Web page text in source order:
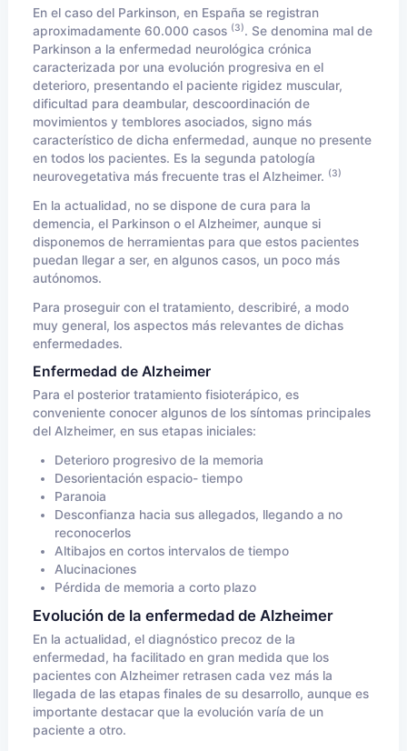
En el caso del Parkinson, en España se registran
aproximadamente 60.000 casos (3). Se denomina mal de
Parkinson a la enfermedad neurológica crónica
caracterizada por una evolución progresiva en el
deterioro, presentando el paciente rigidez muscular,
dificultad para deambular, descoordinación de
movimientos y temblores asociados, signo más
característico de dicha enfermedad, aunque no presente
en todos los pacientes. Es la segunda patología
neurovegetativa más frecuente tras el Alzheimer. (3)
En la actualidad, no se dispone de cura para la
demencia, el Parkinson o el Alzheimer, aunque si
disponemos de herramientas para que estos pacientes
puedan llegar a ser, en algunos casos, un poco más
autónomos.
Para proseguir con el tratamiento, describiré, a modo
muy general, los aspectos más relevantes de dichas
enfermedades.
Enfermedad de Alzheimer
Para el posterior tratamiento fisioterápico, es
conveniente conocer algunos de los síntomas principales
del Alzheimer, en sus etapas iniciales:
Deterioro progresivo de la memoria
Desorientación espacio- tiempo
Paranoia
Desconfianza hacia sus allegados, llegando a no
reconocerlos
Altibajos en cortos intervalos de tiempo
Alucinaciones
Pérdida de memoria a corto plazo
Evolución de la enfermedad de Alzheimer
En la actualidad, el diagnóstico precoz de la
enfermedad, ha facilitado en gran medida que los
pacientes con Alzheimer retrasen cada vez más la
llegada de las etapas finales de su desarrollo, aunque es
importante destacar que la evolución varía de un
paciente a otro.